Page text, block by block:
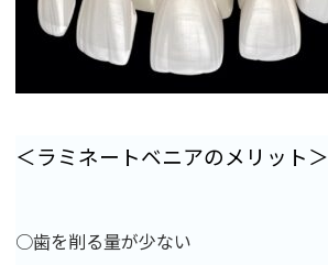
＜ラミネートベニアのメリット＞
○歯を削る量が少ない